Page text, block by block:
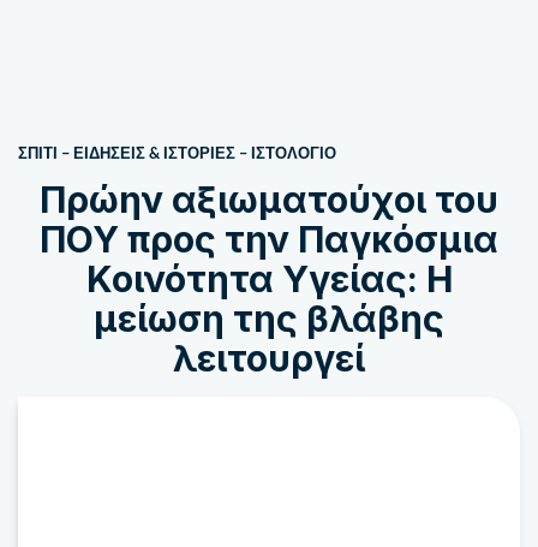
ΣΠΙΤΙ –ΕΙΔΗΣΕΙΣ & ΙΣΤΟΡΙΕΣ –ΙΣΤΟΛΌΓΙΟ
Πρώην αξιωματούχοι του
ΠΟΥ προς την Παγκόσμια
Κοινότητα Υγείας: Η
μείωση της βλάβης
λειτουργεί